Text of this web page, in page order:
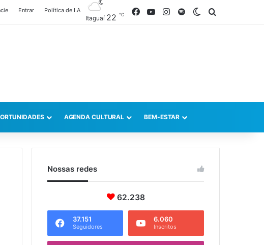
Entrar Política de I.A
Itaguaí 22 ℃ FacebookYouTubeInstagram
SpotifySwitch skin
AGENDA CULTURAL BEM-ESTAR
Nossas redes
62.238
37.151
Seguidores
6.060
Inscritos